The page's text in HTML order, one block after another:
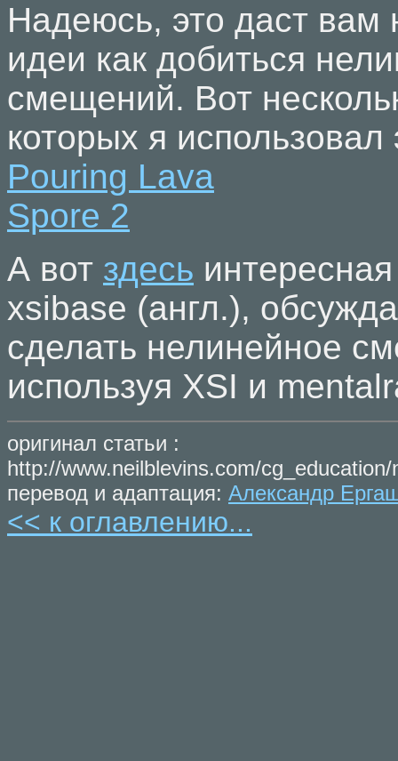
Надеюсь, это даст вам
идеи как добиться
смещений. Вот
которых я использовал
Pouring Lava
Spore 2
А вот здесь
xsibase (англ.),
сделать нелинейное
используя XSI и
оригинал статьи :
http://www.neilblevins.com/
перевод и адаптация: Александр
<< к оглавлению...